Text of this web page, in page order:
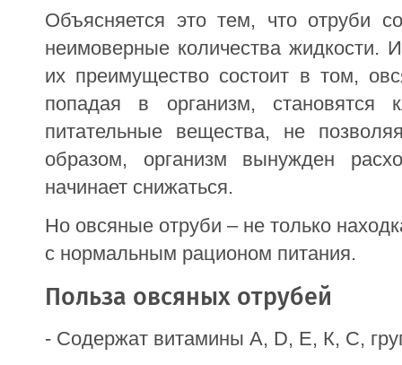
Объясняется это тем, что отруби
неимоверные количества жидкости.
их преимущество состоит в том,
попадая в организм,
питательные вещества, не
образом, организм вынужден
начинает снижаться.
Но овсяные отруби – не только
с нормальным рационом питания.
Польза овсяных отрубей
- Содержат витамины А, D, Е, К, С,